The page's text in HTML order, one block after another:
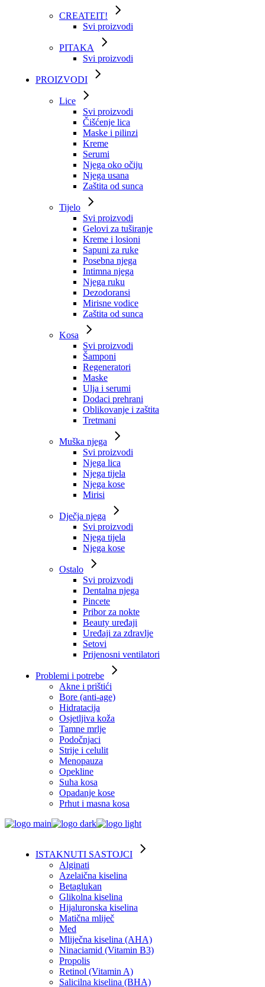
CREATEIT!
Svi proizvodi
PITAKA
Svi proizvodi
PROIZVODI
Lice
Svi proizvodi
Čišćenje lica
Maske i pilinzi
Kreme
Serumi
Njega oko očiju
Njega usana
Zaštita od sunca
Tijelo
Svi proizvodi
Gelovi za tuširanje
Kreme i losioni
Sapuni za ruke
Posebna njega
Intimna njega
Njega ruku
Dezodoransi
Mirisne vodice
Zaštita od sunca
Kosa
Svi proizvodi
Šamponi
Regeneratori
Maske
Ulja i serumi
Dodaci prehrani
Oblikovanje i zaštita
Tretmani
Muška njega
Svi proizvodi
Njega lica
Njega tijela
Njega kose
Mirisi
Dječja njega
Svi proizvodi
Njega tijela
Njega kose
Ostalo
Svi proizvodi
Dentalna njega
Pincete
Pribor za nokte
Beauty uređaji
Uređaji za zdravlje
Setovi
Prijenosni ventilatori
Problemi i potrebe
Akne i prištići
Bore (anti-age)
Hidratacija
Osjetljiva koža
Tamne mrlje
Podočnjaci
Strije i celulit
Menopauza
Opekline
Suha kosa
Opadanje kose
Prhut i masna kosa
ISTAKNUTI SASTOJCI
Alginati
Azelaična kiselina
Betaglukan
Glikolna kiselina
Hijaluronska kiselina
Matična mliječ
Med
Mliječna kiselina (AHA)
Ninaciamid (Vitamin B3)
Propolis
Retinol (Vitamin A)
Salicilna kiselina (BHA)